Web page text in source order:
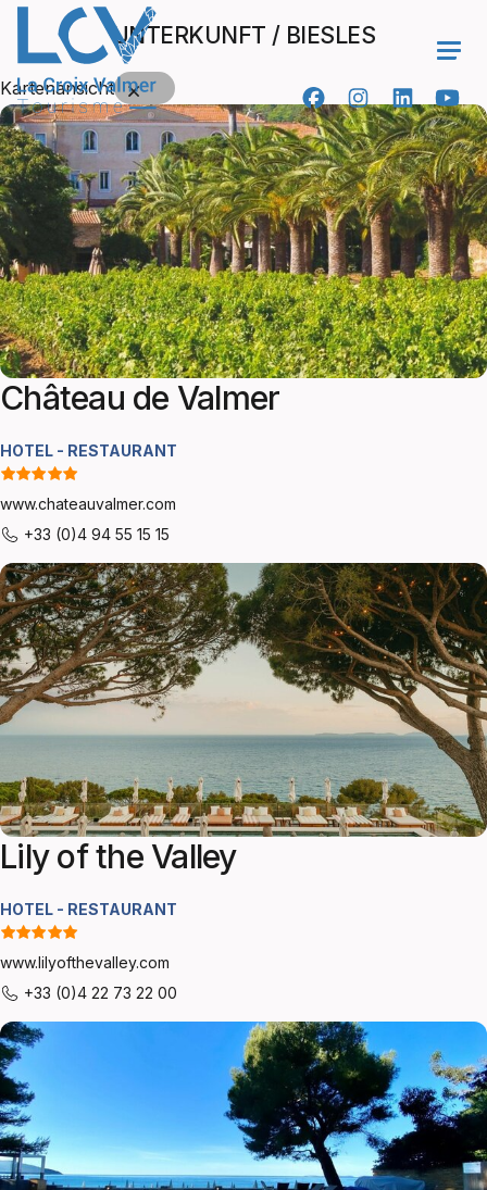
UNTERKUNFT / BIESLES
Kartenansicht
Château de Valmer
HOTEL - RESTAURANT
www.chateauvalmer.com
+33 (0)4 94 55 15 15
Lily of the Valley
HOTEL - RESTAURANT
www.lilyofthevalley.com
+33 (0)4 22 73 22 00